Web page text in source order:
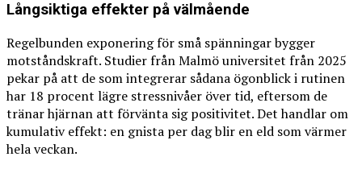
Långsiktiga effekter på välmående
Regelbunden exponering för små spänningar bygger
motståndskraft. Studier från Malmö universitet från 2025
pekar på att de som integrerar sådana ögonblick i rutinen
har 18 procent lägre stressnivåer över tid, eftersom de
tränar hjärnan att förvänta sig positivitet. Det handlar om
kumulativ effekt: en gnista per dag blir en eld som värmer
hela veckan.